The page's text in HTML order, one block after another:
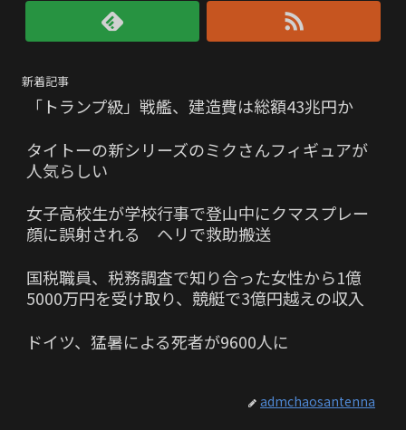
新着記事
「トランプ級」戦艦、建造費は総額43兆円か
タイトーの新シリーズのミクさんフィギュアが
人気らしい
女子高校生が学校行事で登山中にクマスプレー
顔に誤射される ヘリで救助搬送
国税職員、税務調査で知り合った女性から1億
5000万円を受け取り、競艇で3億円越えの収入
ドイツ、猛暑による死者が9600人に
admchaosantenna